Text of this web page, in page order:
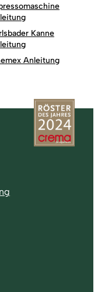
Kanne
Anleitung